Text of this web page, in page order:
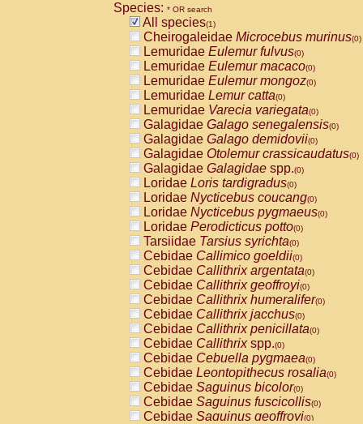
Species: * OR search
All species(1)
Cheirogaleidae Microcebus murinus(0)
Lemuridae Eulemur fulvus(0)
Lemuridae Eulemur macaco(0)
Lemuridae Eulemur mongoz(0)
Lemuridae Lemur catta(0)
Lemuridae Varecia variegata(0)
Galagidae Galago senegalensis(0)
Galagidae Galago demidovii(0)
Galagidae Otolemur crassicaudatus(0)
Galagidae Galagidae spp.(0)
Loridae Loris tardigradus(0)
Loridae Nycticebus coucang(0)
Loridae Nycticebus pygmaeus(0)
Loridae Perodicticus potto(0)
Tarsiidae Tarsius syrichta(0)
Cebidae Callimico goeldii(0)
Cebidae Callithrix argentata(0)
Cebidae Callithrix geoffroyi(0)
Cebidae Callithrix humeralifer(0)
Cebidae Callithrix jacchus(0)
Cebidae Callithrix penicillata(0)
Cebidae Callithrixspp.(0)
Cebidae Cebuella pygmaea(0)
Cebidae Leontopithecus rosalia(0)
Cebidae Saguinus bicolor(0)
Cebidae Saguinus fuscicollis(0)
Cebidae Saguinus geoffroyi(0)